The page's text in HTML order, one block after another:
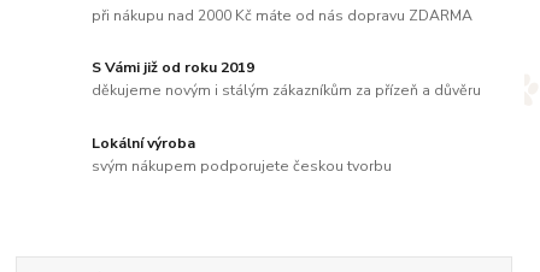
při nákupu nad 2000 Kč máte od nás dopravu ZDARMA
S Vámi již od roku 2019
děkujeme novým i stálým zákazníkům za přízeň a důvěru
Lokální výroba
svým nákupem podporujete českou tvorbu